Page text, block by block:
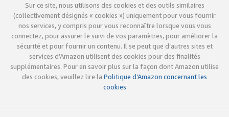
Sur ce site, nous utilisons des cookies et des outils similaires
(collectivement désignés « cookies ») uniquement pour vous fournir
nos services, y compris pour vous reconnaître lorsque vous vous
connectez, pour assurer le suivi de vos paramètres, pour améliorer la
sécurité et pour fournir un contenu. Il se peut que d’autres sites et
services d’Amazon utilisent des cookies pour des finalités
supplémentaires. Pour en savoir plus sur la façon dont Amazon utilise
des cookies, veuillez lire la Politique d’Amazon concernant les
cookies